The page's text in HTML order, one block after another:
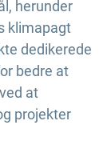
herunder
klimapagt
dedikerede
bedre at
at
projekter